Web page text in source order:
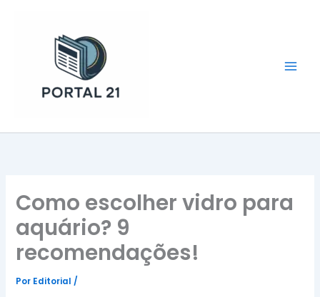
Como escolher vidro para
aquário? 9
recomendações!
Por Editorial/